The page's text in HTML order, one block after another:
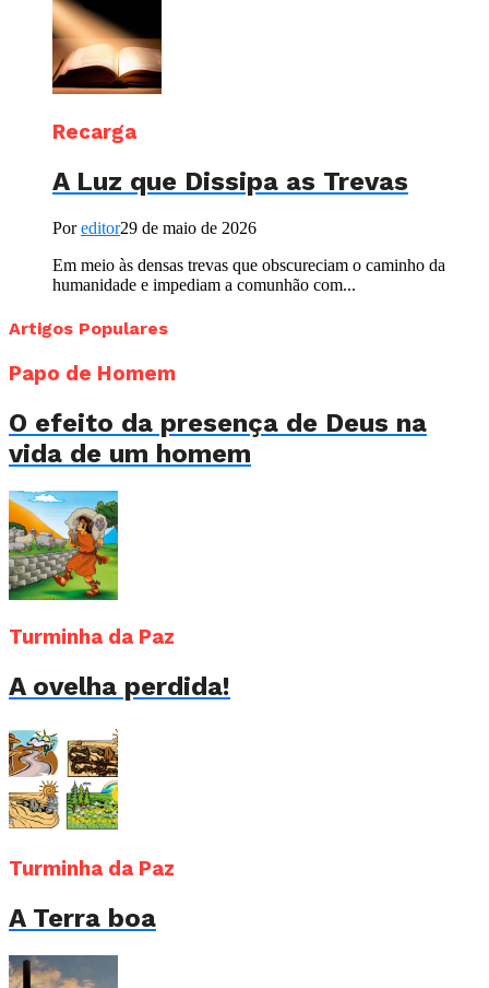
Recarga
A Luz que Dissipa as Trevas
Poreditor29 de maio de 2026
Em meio às densas trevas que obscureciam o caminho da
humanidade e impediam a comunhão com...
Artigos Populares
Papo de Homem
O efeito da presença de Deus na
vida de um homem
Turminha da Paz
A ovelha perdida!
Turminha da Paz
A Terra boa